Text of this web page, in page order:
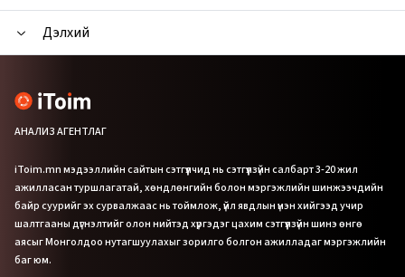
Дэлхий
АНАЛИЗ АГЕНТЛАГ
iToim.mn мэдээллийн сайтын сэтгүүлчид нь сэтгүүлзүйн салбарт 3-20 жил
ажилласан туршлагатай, хөндлөнгийн болон мэргэжлийн шинжээчдийн
байр суурийг эх сурвалжаас нь тоймлож, үйл явдлын үнэн хийгээд учир
шалтгааны дүгнэлтийг олон нийтэд хүргэдэг цахим сэтгүүлзүйн шинэ өнгө
аясыг Монголдоо нутагшуулахыг зорилго болгон ажилладаг мэргэжлийн
баг юм.